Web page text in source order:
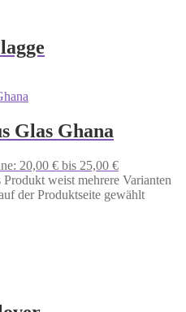
Glas Ghana
20,00 € bis 25,00 €
Produkt weist mehrere Varianten
der Produktseite gewählt